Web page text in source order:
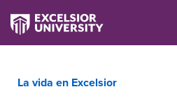
La vida en Excelsior